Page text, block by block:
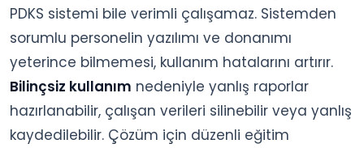
PDKS sistemi bile verimli çalışamaz. Sistemden
sorumlu personelin yazılımı ve donanımı
yeterince bilmemesi, kullanım hatalarını artırır.
Bilinçsiz kullanım nedeniyle yanlış raporlar
hazırlanabilir, çalışan verileri silinebilir veya yanlış
kaydedilebilir. Çözüm için düzenli eğitim